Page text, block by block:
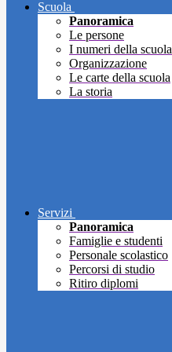
Scuola
Panoramica
Le persone
I numeri della scuola
Organizzazione
Le carte della scuola
La storia
Servizi
Panoramica
Famiglie e studenti
Personale scolastico
Percorsi di studio
Ritiro diplomi